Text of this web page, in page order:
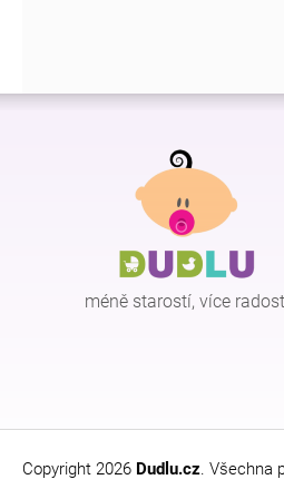
Z
méně starostí, více
Copyright 2026 Dudlu.cz. Všechna